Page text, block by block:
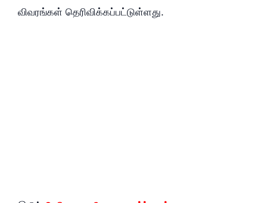
விவரங்கள்‌ தெரிவிக்கப்பட்டுள்ளது.